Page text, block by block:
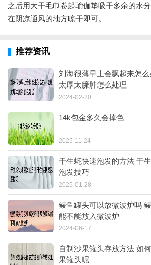
之后用大干毛巾卷起瑜伽垫吸干多余的水
在阴凉通风的地方晾干即可。
推荐资讯
刘海很薄早上会飘起来怎
太厚太臃肿怎么处理
2024-02-20
14k包金多久会掉色
2025-11-24
干生蚝快速泡发的方法 干
泡发技巧
2025-01-28
鲮鱼罐头可以放微波炉吗
能不能放入微波炉
2024-06-17
自制沙果罐头存放方法 如
果罐头呢